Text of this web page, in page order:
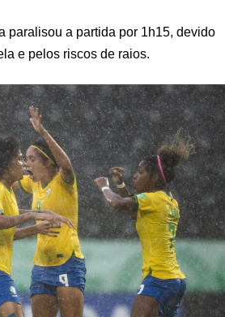
paralisou a partida por 1h15, devido
e pelos riscos de raios.